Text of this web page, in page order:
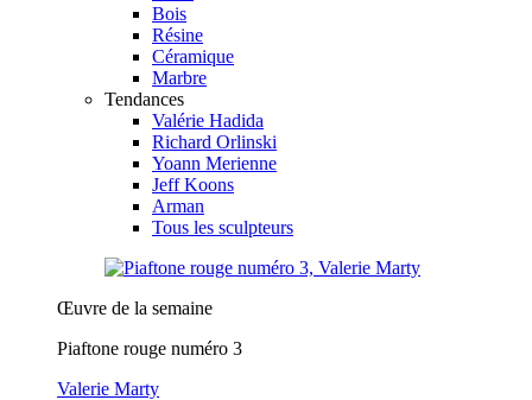
Bois
Résine
Céramique
Marbre
Tendances
Valérie Hadida
Richard Orlinski
Yoann Merienne
Jeff Koons
Arman
Tous les sculpteurs
Œuvre de la semaine
Piaftone rouge numéro 3
Valerie Marty